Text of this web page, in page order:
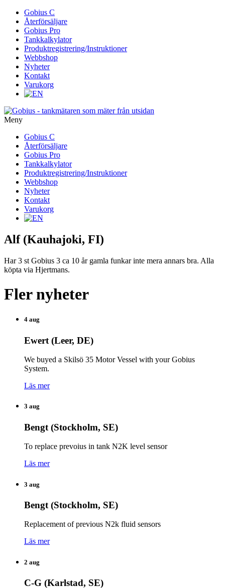
vidare
innehåll
Gobius C
Återförsäljare
Gobius Pro
Tankkalkylator
Produktregistrering/Instruktioner
Webbshop
Nyheter
Kontakt
Varukorg
Meny
vidare
innehåll
Gobius C
Återförsäljare
Gobius Pro
Tankkalkylator
Produktregistrering/Instruktioner
Webbshop
Nyheter
Kontakt
Varukorg
Alf (Kauhajoki, FI)
Har 3 st Gobius 3 ca 10 år gamla funkar inte mera annars bra. Alla
köpta via Hjertmans.
Fler nyheter
4 aug
Ewert (Leer, DE)
We buyed a Skilsö 35 Motor Vessel with your Gobius
System.
Läs mer
3 aug
Bengt (Stockholm, SE)
To replace prevoius in tank N2K level sensor
Läs mer
3 aug
Bengt (Stockholm, SE)
Replacement of previous N2k fluid sensors
Läs mer
2 aug
C-G (Karlstad, SE)